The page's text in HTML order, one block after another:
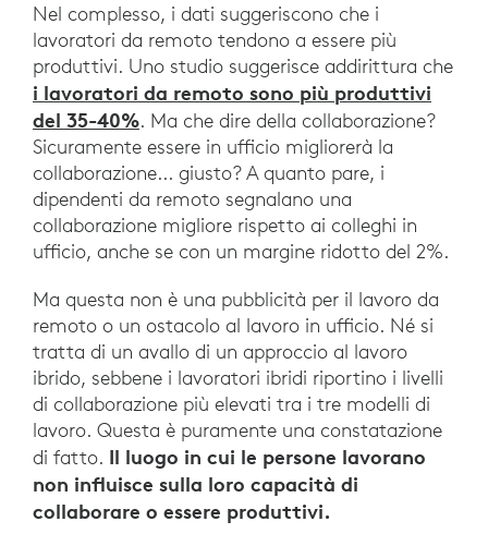
Nel complesso, i dati suggeriscono che i
lavoratori da remoto tendono a essere più
produttivi. Uno studio suggerisce addirittura che
i lavoratori da remoto sono più produttivi
del 35-40%. Ma che dire della collaborazione?
Sicuramente essere in ufficio migliorerà la
collaborazione... giusto? A quanto pare, i
dipendenti da remoto segnalano una
collaborazione migliore rispetto ai colleghi in
ufficio, anche se con un margine ridotto del 2%.
Ma questa non è una pubblicità per il lavoro da
remoto o un ostacolo al lavoro in ufficio. Né si
tratta di un avallo di un approccio al lavoro
ibrido, sebbene i lavoratori ibridi riportino i livelli
di collaborazione più elevati tra i tre modelli di
lavoro. Questa è puramente una constatazione
di fatto. Il luogo in cui le persone lavorano
non influisce sulla loro capacità di
collaborare o essere produttivi.